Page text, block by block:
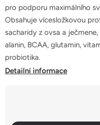
pro podporu maximálního
Obsahuje vícesložkovou
sacharidy z ovsa a
alanin, BCAA, glutamin,
probiotika.
Detailní informace